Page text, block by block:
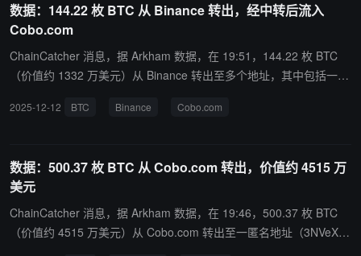
数据：144.22 枚 BTC 从 Binance 转出，经中转后流入
Cobo.com
ChainCatcher 消息，据 Arkham 数据，在 19:51，144.22 枚 BTC
（价值约 1332 万美元）从 Binance 转出至多个地址，其中包括一匿
至 Cobo.com。
2025-12-12 BTC Binance Cobo.com
数据：500.37 枚 BTC 从 Cobo.com 转出，价值约 4515 万
美元
ChainCatcher 消息，据 Arkham 数据，在 19:46，500.37 枚 BTC
（价值约 4515 万美元）从 Cobo.com 转出至一匿名地址（3NVeX